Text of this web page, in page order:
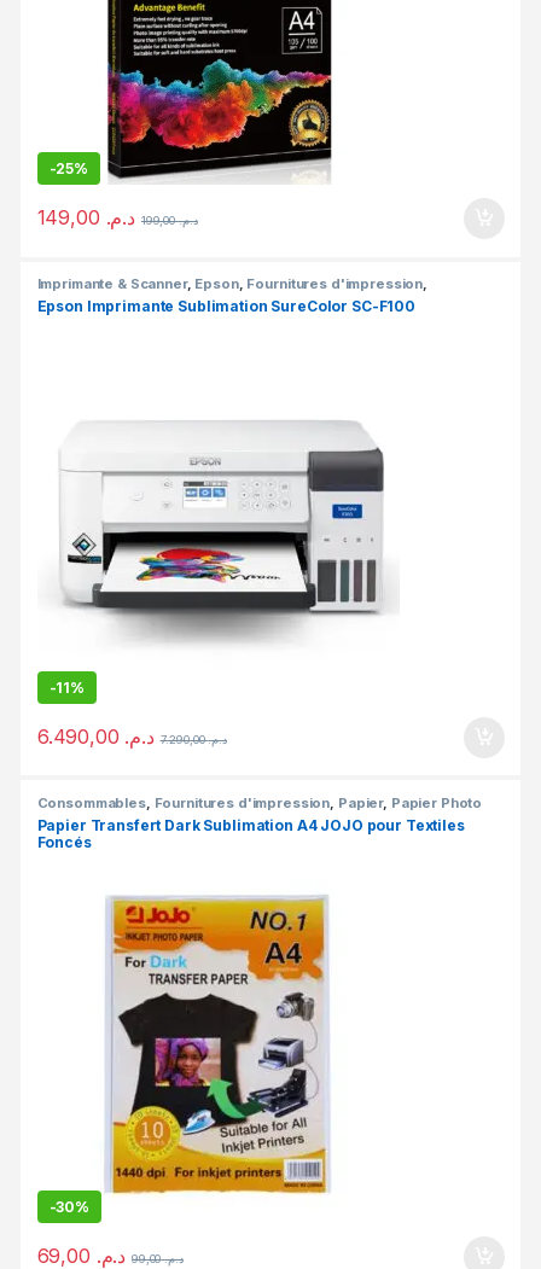
-25%
د.م. د.م.199,00
Imprimante & Scanner, Epson, Fournitures d'impression,
Imprimante Imprimante à réservoirs rechargeables , Sublimation
Epson Imprimante Sublimation SureColor SC-F100
-11%
د.م. د.م.7.290,00
Consommables, Fournitures d'impression, Papier, Papier Photo
Papier Transfert Dark Sublimation A4 JOJO pour Textiles
Foncés
-30%
د.م. د.م.99,00